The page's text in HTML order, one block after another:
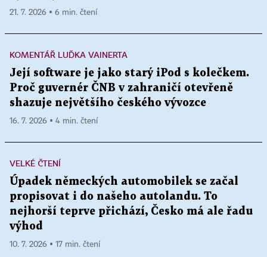
21. 7. 2026 ▪ 6 min. čtení
KOMENTÁŘ LUĎKA VAINERTA
Její software je jako starý iPod s kolečkem.
Proč guvernér ČNB v zahraničí otevřeně
shazuje největšího českého vývozce
16. 7. 2026 ▪ 4 min. čtení
VELKÉ ČTENÍ
Úpadek německých automobilek se začal
propisovat i do našeho autolandu. To
nejhorší teprve přichází, Česko má ale řadu
výhod
10. 7. 2026 ▪ 17 min. čtení